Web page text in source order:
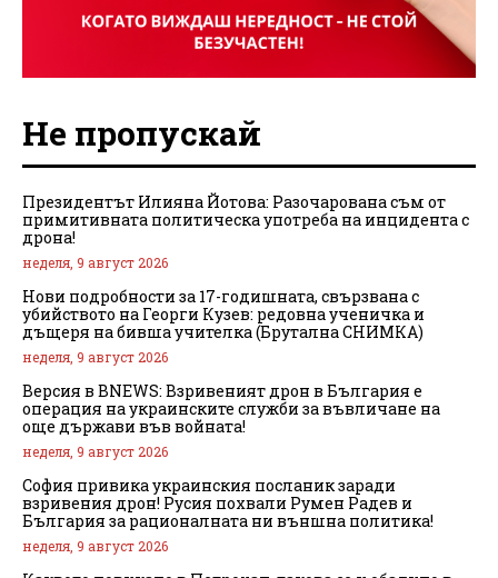
Не пропускай
Президентът Илияна Йотова: Разочарована съм от
примитивната политическа употреба на инцидента с
дрона!
неделя, 9 август 2026
Нови подробности за 17-годишната, свързвана с
убийството на Георги Кузев: редовна ученичка и
дъщеря на бивша учителка (Брутална СНИМКА)
неделя, 9 август 2026
Версия в BNEWS: Взривеният дрон в България е
операция на украинските служби за въвличане на
още държави във войната!
неделя, 9 август 2026
София привика украинския посланик заради
взривения дрон! Русия похвали Румен Радев и
България за рационалната ни външна политика!
неделя, 9 август 2026